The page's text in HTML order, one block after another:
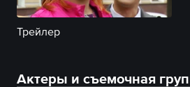
Трейлер
Актеры и съемочная